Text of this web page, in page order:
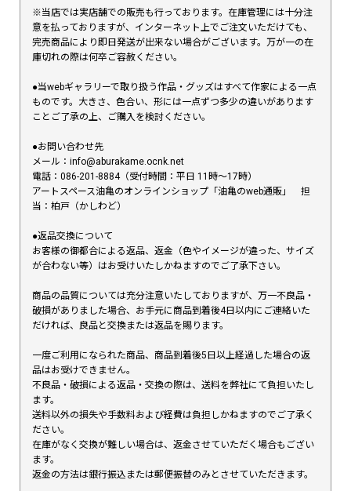
※当店では実店舗での販売も行っております。在庫管理には十分注
意を払っておりますが、インターネット上でご注文いただけても、
完売商品により即日発送が出来ない場合がございます。万が一の在
庫切れの際は何卒ご容赦ください。
●当webギャラリーで取り扱う作品・グッズはすべて作家による一点
ものです。大きさ、色合い、形には一点ずつ多少の違いがあります
ことご了承の上、ご購入を検討ください。
●お問い合わせ先
メール：info@aburakame.ocnk.net
電話：086-201-8884（受付時間：平日 11時〜17時）
アートスペース油亀のオンラインショップ「油亀のweb通販」 担
当：柏戸（かしわど）
●返品交換について
お客様の御都合による返品、返金（色やイメージが違った、サイズ
が合わない等）はお受けいたしかねますのでご了承下さい。
商品の品質については充分注意いたしておりますが、万一不良品・
破損がありました場合、お手元に商品到着後4日以内にご連絡いた
だければ、良品と交換または返品を賜ります。
一度ご利用になられた商品、商品到着後5日以上経過した場合の返
品はお受けできません。
不良品・破損による返品・交換の際は、送料を弊社にて負担いたし
ます。
送料以外の損失や手数料および経費は負担しかねますのでご了承く
ださい。
在庫がなく交換が難しい場合は、返金させていただく場合もござい
ます。
返金の方法は銀行振込または郵便振替のみとさせていただきます。